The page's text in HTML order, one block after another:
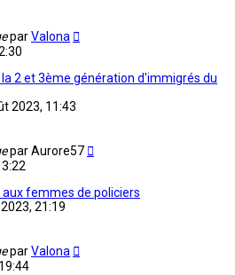
parValona
2 et 3ème génération d'immigrés du
2023, 11:43
parAurore57
femmes de policiers
21:19
parValona